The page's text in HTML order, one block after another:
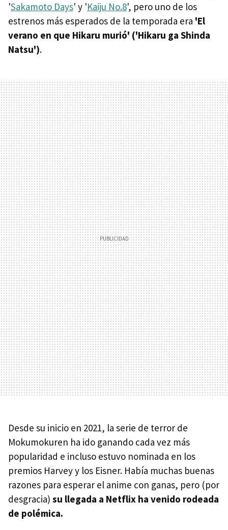
'Sakamoto Days' y 'Kaiju No.8', pero uno de los
estrenos más esperados de la temporada era 'El
verano en que Hikaru murió' ('Hikaru ga Shinda
Natsu').
Desde su inicio en 2021, la serie de terror de
Mokumokuren ha ido ganando cada vez más
popularidad e incluso estuvo nominada en los
premios Harvey y los Eisner. Había muchas buenas
razones para esperar el anime con ganas, pero (por
desgracia) su llegada a Netflix ha venido rodeada
de polémica.